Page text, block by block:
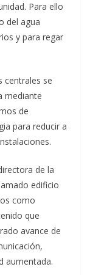
Para ello
del agua
y para regar
centrales se
mediante
de
para reducir a
de la
edificio
como
que
avance de
aumentada.